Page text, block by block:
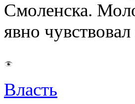
Смоленска.
явно
Власть